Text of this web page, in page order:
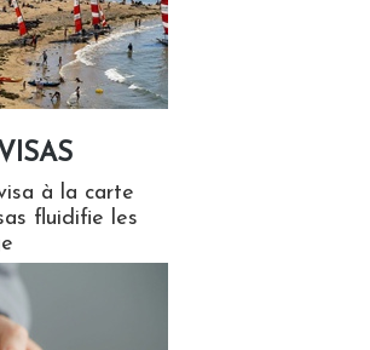
à la carte
fluidifie les